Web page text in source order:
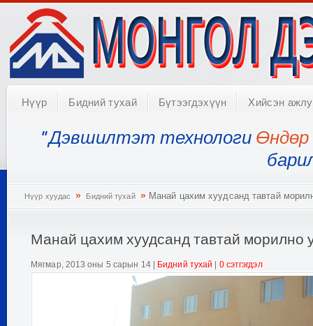
Нүүр Бидний тухай Бүтээгдэхүүн Хийсэн
" Дэвшилтэт технологи Өндөр
Нүүр хуудас » Бидний тухай »Манай цахим хуудсанд тавтай
Манай цахим хуудсанд тавтай морилно
Мягмар, 2013 оны 5 сарын 14| Бидний тухай 0 сэтгэгдэл